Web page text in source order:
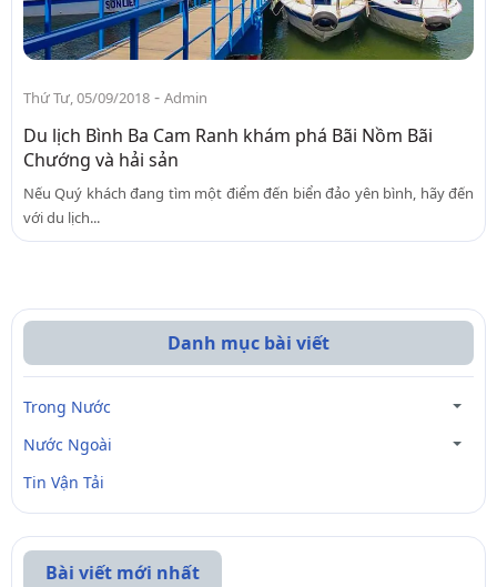
Thứ Tư, 05/09/2018 - Admin
Du lịch Bình Ba Cam Ranh khám phá Bãi Nồm Bãi
Chướng và hải sản
Nếu Quý khách đang tìm một điểm đến biển đảo yên bình, hãy đến
với du lịch...
Danh mục bài viết
Trong Nước
Nước Ngoài
Tin Vận Tải
Bài viết mới nhất